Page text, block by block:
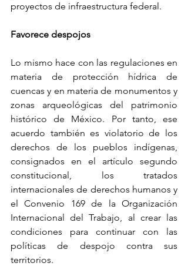
proyectos de infraestructura federal.
Favorece despojos
Lo mismo hace con las regulaciones en
materia de protección hídrica de
cuencas y en materia de monumentos y
zonas arqueológicas del patrimonio
histórico de México. Por tanto, ese
acuerdo también es violatorio de los
derechos de los pueblos indígenas,
consignados en el artículo segundo
constitucional, los tratados
internacionales de derechos humanos y
el Convenio 169 de la Organización
Internacional del Trabajo, al crear las
condiciones para continuar con las
políticas de despojo contra sus
territorios.